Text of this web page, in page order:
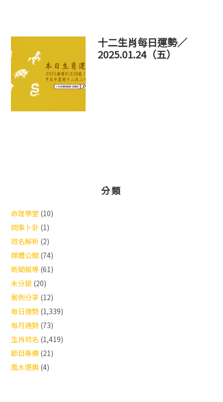
十二生肖每日運勢／
2025.01.24（五）
分類
命理學堂 (10)
問事卜卦 (1)
姓名解析 (2)
媒體公關 (74)
新聞報導 (61)
未分類 (20)
案例分享 (12)
每日運勢 (1,339)
每月運勢 (73)
生肖姓名 (1,419)
節目專欄 (21)
風水堪輿 (4)